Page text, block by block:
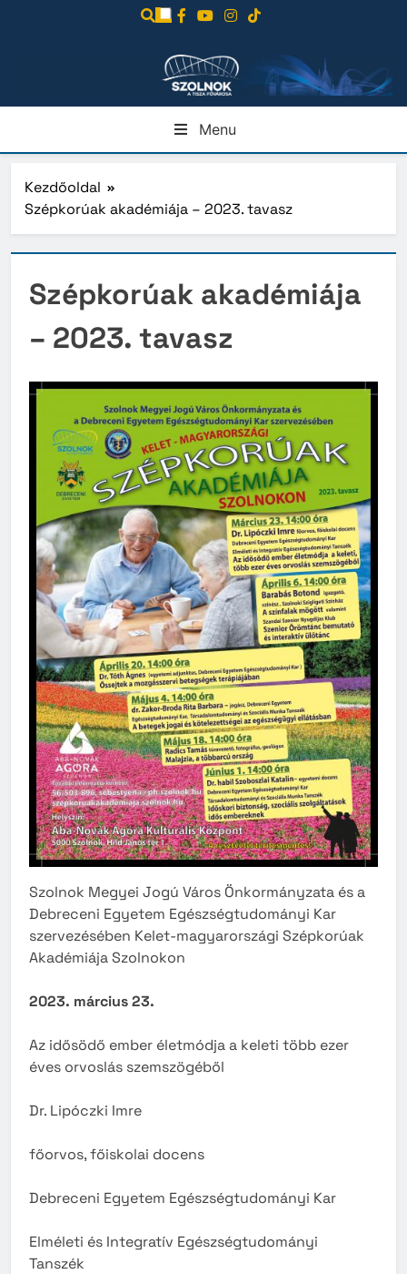
Menu
Kezdőoldal
Szépkorúak akadémiája – 2023. tavasz
Szépkorúak akadémiája
– 2023. tavasz
Szolnok Megyei Jogú Város Önkormányzata és a
Debreceni Egyetem Egészségtudományi Kar
szervezésében Kelet-magyarországi Szépkorúak
Akadémiája Szolnokon
2023. március 23.
Az idősödő ember életmódja a keleti több ezer
éves orvoslás szemszögéből
Dr. Lipóczki Imre
főorvos, főiskolai docens
Debreceni Egyetem Egészségtudományi Kar
Elméleti és Integratív Egészségtudományi
Tanszék